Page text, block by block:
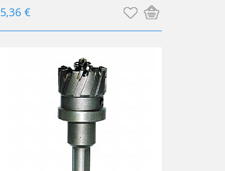
5,36 €